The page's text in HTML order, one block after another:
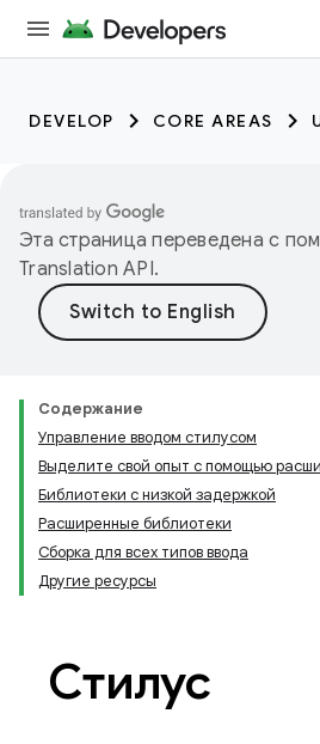
DEVELOP CORE AREAS
Эта страница переведена с
Translation API.
Содержание
Управление вводом стилусом
Выделите свой опыт с помощью
Библиотеки с низкой задержкой
Расширенные библиотеки
Сборка для всех типов ввода
Другие ресурсы
Стилус